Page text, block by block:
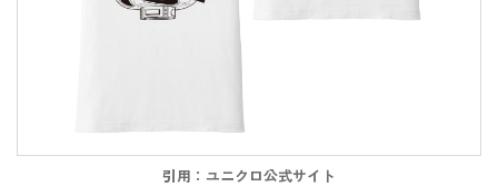
引用：ユニクロ公式サイト